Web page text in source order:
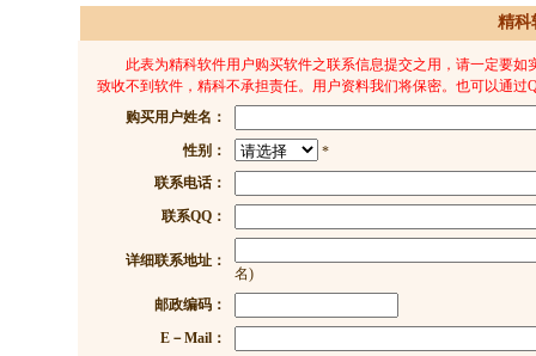
精科
此表为精科软件用户购买软件之联系信息提交之用，请一定要如
致收不到软件，精科不承担责任。用户资料我们将保密。也可以通过
购买用户姓名：
性别：
*
联系电话：
联系QQ：
详细联系地址：
名)
邮政编码：
E－Mail：